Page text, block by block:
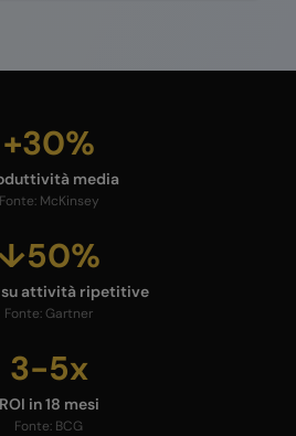
+30%
media
Fonte: McKinsey
attività ripetitive
Fonte: Gartner
3-5x
ROI in 18 mesi
Fonte: BCG